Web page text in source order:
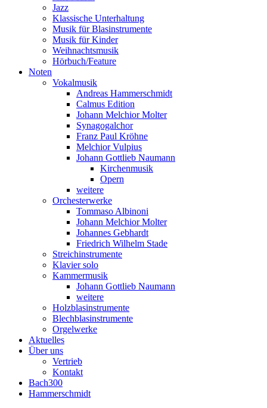
Jazz
Klassische Unterhaltung
Musik für Blasinstrumente
Musik für Kinder
Weihnachtsmusik
Hörbuch/Feature
Noten
Vokalmusik
Andreas Hammerschmidt
Calmus Edition
Johann Melchior Molter
Synagogalchor
Franz Paul Kröhne
Melchior Vulpius
Johann Gottlieb Naumann
Kirchenmusik
Opern
weitere
Orchesterwerke
Tommaso Albinoni
Johann Melchior Molter
Johannes Gebhardt
Friedrich Wilhelm Stade
Streichinstrumente
Klavier solo
Kammermusik
Johann Gottlieb Naumann
weitere
Holzblasinstrumente
Blechblasinstrumente
Orgelwerke
Aktuelles
Über uns
Vertrieb
Kontakt
Bach300
Hammerschmidt